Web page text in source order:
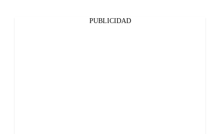
PUBLICIDAD